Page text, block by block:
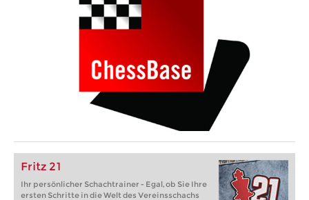
Fritz 21
Ihr persönlicher Schachtrainer - Egal, ob Sie Ihre
ersten Schritte in die Welt des Vereinsschachs